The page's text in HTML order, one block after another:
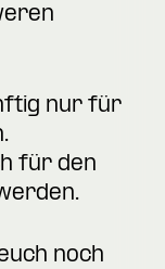
nur für
für den
noch